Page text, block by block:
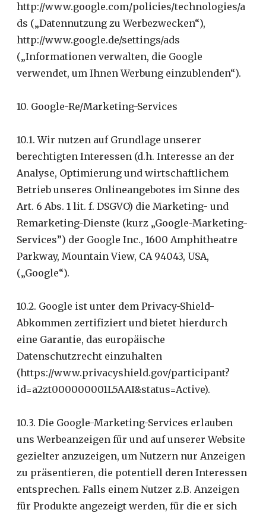
http://www.google.com/policies/technologies/a
ds („Datennutzung zu Werbezwecken“),
http://www.google.de/settings/ads
(„Informationen verwalten, die Google
verwendet, um Ihnen Werbung einzublenden“).
10. Google-Re/Marketing-Services
10.1. Wir nutzen auf Grundlage unserer
berechtigten Interessen (d.h. Interesse an der
Analyse, Optimierung und wirtschaftlichem
Betrieb unseres Onlineangebotes im Sinne des
Art. 6 Abs. 1 lit. f. DSGVO) die Marketing- und
Remarketing-Dienste (kurz „Google-Marketing-
Services”) der Google Inc., 1600 Amphitheatre
Parkway, Mountain View, CA 94043, USA,
(„Google“).
10.2. Google ist unter dem Privacy-Shield-
Abkommen zertifiziert und bietet hierdurch
eine Garantie, das europäische
Datenschutzrecht einzuhalten
(https://www.privacyshield.gov/participant?
id=a2zt000000001L5AAI&status=Active).
10.3. Die Google-Marketing-Services erlauben
uns Werbeanzeigen für und auf unserer Website
gezielter anzuzeigen, um Nutzern nur Anzeigen
zu präsentieren, die potentiell deren Interessen
entsprechen. Falls einem Nutzer z.B. Anzeigen
für Produkte angezeigt werden, für die er sich